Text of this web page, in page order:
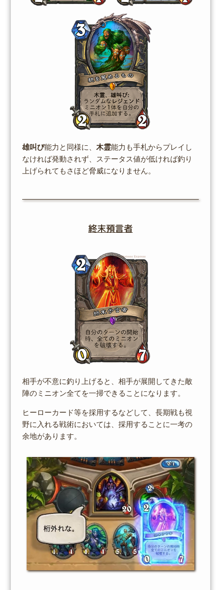
雄叫び能力と同様に、 木霊能力も手札からプレイし
なければ発動されず、ステータス値が低ければ釣り
上げられてもさほど脅威になりません。
終末預言者
相手が不意に釣り上げると、相手が展開してきた敵
陣のミニオン全てを一掃できることになります。
ヒーローカード等を採用するなどして、長期戦も視
野に入れる戦術においては、採用することに一考の
余地があります。